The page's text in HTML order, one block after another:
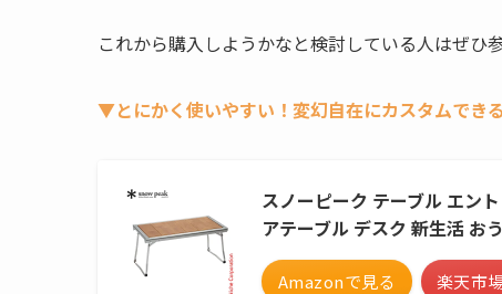
これから購入しようかなと検討している人はぜひ
▼とにかく使いやすい！変幻自在にカスタムでき
スノーピーク テーブル エン
アテーブル デスク 新生活 お
Amazonで見る 楽天市